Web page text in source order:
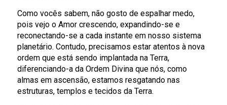
Como vocês sabem, não gosto de espalhar medo,
pois vejo o Amor crescendo, expandindo-se e
reconectando-se a cada instante em nosso sistema
planetário. Contudo, precisamos estar atentos à nova
ordem que está sendo implantada na Terra,
diferenciando-a da Ordem Divina que nós, como
almas em ascensão, estamos resgatando nas
estruturas, templos e tecidos da Terra.